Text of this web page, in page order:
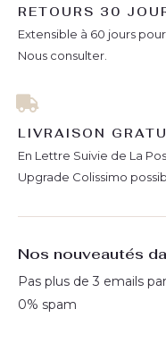
RETOURS 30
Extensible à 60 jours
Nous consulter.
LIVRAISON
En Lettre Suivie de La
Upgrade Colissimo
Nos nouveautés
Pas plus de 3 emails
0% spam